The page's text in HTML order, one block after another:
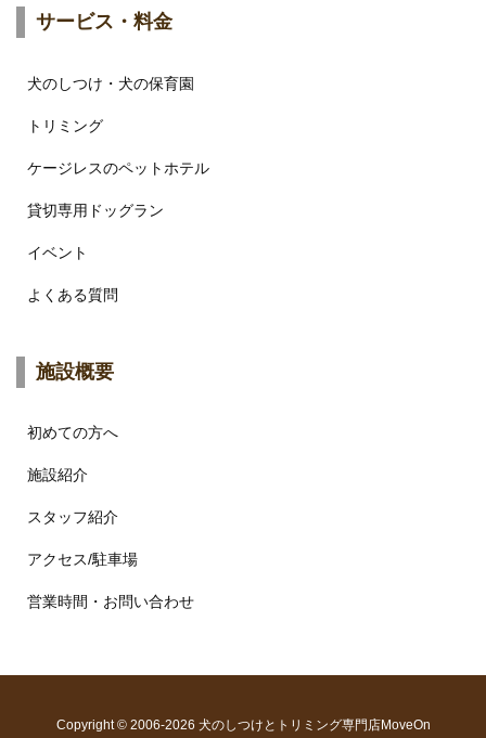
サービス・料金
犬のしつけ・犬の保育園
トリミング
ケージレスのペットホテル
貸切専用ドッグラン
イベント
よくある質問
施設概要
初めての方へ
施設紹介
スタッフ紹介
アクセス/駐車場
営業時間・お問い合わせ
Copyright © 2006-2026 犬のしつけとトリミング専門店MoveOn